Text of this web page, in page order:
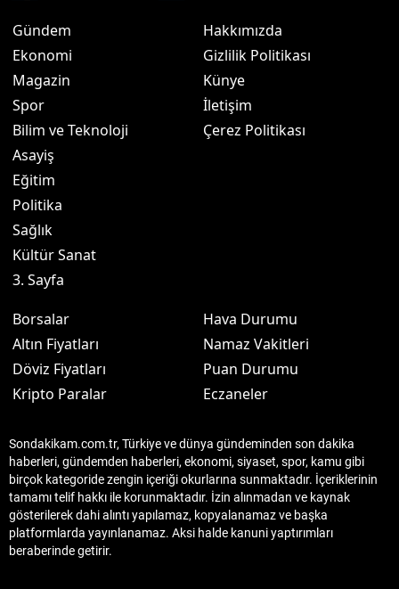
Gündem
Ekonomi
Magazin
Spor
Bilim ve Teknoloji
Asayiş
Eğitim
Politika
Sağlık
Kültür Sanat
3. Sayfa
Hakkımızda
Gizlilik Politikası
Künye
İletişim
Çerez Politikası
Borsalar
Altın Fiyatları
Döviz Fiyatları
Kripto Paralar
Hava Durumu
Namaz Vakitleri
Puan Durumu
Eczaneler
Sondakikam.com.tr, Türkiye ve dünya gündeminden son dakika
haberleri, gündemden haberleri, ekonomi, siyaset, spor, kamu gibi
birçok kategoride zengin içeriği okurlarına sunmaktadır. İçeriklerinin
tamamı telif hakkı ile korunmaktadır. İzin alınmadan ve kaynak
gösterilerek dahi alıntı yapılamaz, kopyalanamaz ve başka
platformlarda yayınlanamaz. Aksi halde kanuni yaptırımları
beraberinde getirir.